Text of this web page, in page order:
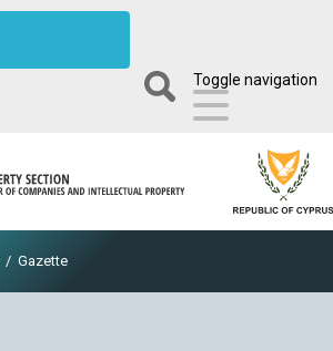
Toggle navigation
/ Gazette